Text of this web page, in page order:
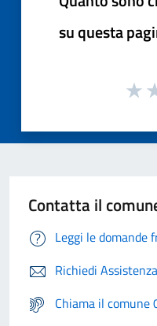
su questa
Contatta il
Leggi le domande
Richiedi Assistenza
Chiama il comune